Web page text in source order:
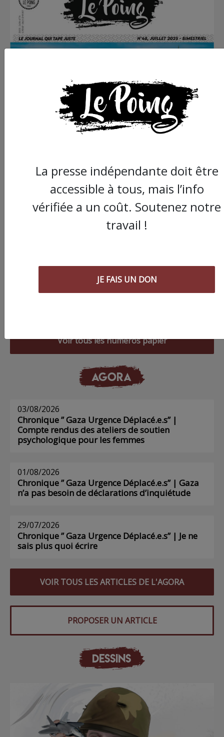
Commander le dernier numéro papier du
Voir tous les numéros papier
AGORA
03/08/2026
Chronique ” Gaza Urgence Déplacé.e.s” |
Compte rendus des ateliers de soutien
psychologique pour les femmes
01/08/2026
Chronique ” Gaza Urgence Déplacé.e.s” | Gaza
n’a pas besoin de déclarations d’inquiétude
29/07/2026
Chronique ” Gaza Urgence Déplacé.e.s” | Je ne
sais plus quoi écrire
VOIR TOUS LES ARTICLES DE L'AGORA
PROPOSER UN ARTICLE
DESSINS
La presse indépendante doit être
accessible à tous, mais l’info
vérifiée a un coût. Soutenez notre
travail !
JE FAIS UN DON